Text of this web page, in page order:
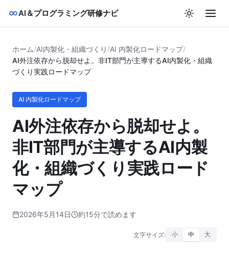
AI＆プログラミング研修ナビ
ホーム/AI内製化・組織づくり /AI 内製化ロードマップ/
AI外注依存から脱却せよ。非IT部門が主導するAI内製化・組織
づくり実践ロードマップ
AI 内製化ロードマップ
AI外注依存から脱却せよ。
非IT部門が主導するAI内製
化・組織づくり実践ロード
マップ
2026年5月14日 約15分で読めます
文字サイズ: 小 中 大